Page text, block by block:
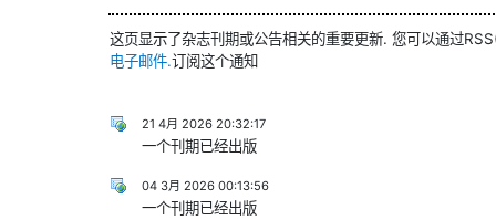
这页显示了杂志刊期或公告相关的重要更新. 您可以通过
电子邮件.订阅这个通知
21 4月 2026 20:32:17
一个刊期已经出版
04 3月 2026 00:13:56
一个刊期已经出版